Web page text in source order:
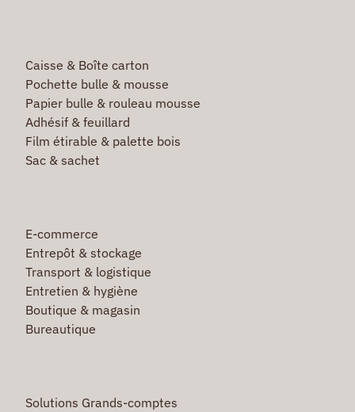
Caisse & Boîte carton
Pochette bulle & mousse
Papier bulle & rouleau mousse
Adhésif & feuillard
Film étirable & palette bois
Sac & sachet
E-commerce
Entrepôt & stockage
Transport & logistique
Entretien & hygiène
Boutique & magasin
Bureautique
Solutions Grands-comptes